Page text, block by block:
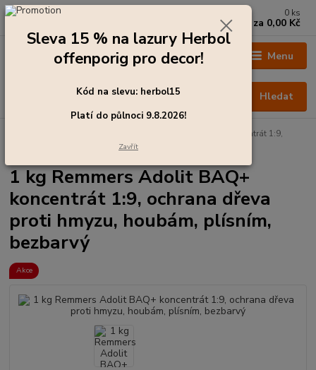
Menu
Hledat
+420 273 136 255
0 ks
za 0,00 Kč
1 kg Remmers Adolit BAQ+ koncentrát 1:9,
ochrana dřeva proti hmyzu, houbám, plísním, bezbarvý
1 kg Remmers Adolit BAQ+
koncentrát 1:9, ochrana dřeva
proti hmyzu, houbám, plísním,
bezbarvý
Akce
Sleva 15 % na lazury Herbol
offenporig pro decor!
Kód na slevu: herbol15
Platí do půlnoci 9.8.2026!
Zavřít